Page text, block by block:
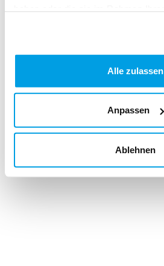
Alle zulassen
Anpassen
Ablehnen